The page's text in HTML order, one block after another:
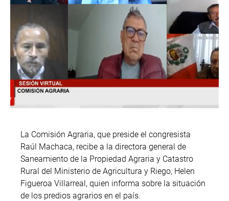
La Comisión Agraria, que preside el congresista
Raúl Machaca, recibe a la directora general de
Saneamiento de la Propiedad Agraria y Catastro
Rural del Ministerio de Agricultura y Riego, Helen
Figueroa Villarreal, quien informa sobre la situación
de los predios agrarios en el país.